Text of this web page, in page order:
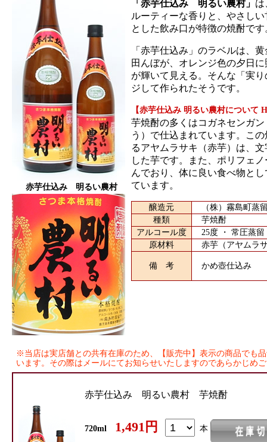
赤芋仕込み 明るい農村
「赤芋仕込み 明るい農村」 は
ルーティーな香りと、やさし
とした飲み口が特徴の焼酎です
「赤芋仕込み」のラベルは、
田んぼが、オレンジ色の夕日
が輝いて見える。そんな「実
ジして作られたそうです。
【赤芋仕込み 明るい農村について
芋焼酎の多くはコガネセンガ
う）で仕込まれています。こ
るアヤムラサキ（赤芋）は、
した芋です。また、ポリフェ
んでおり、体に良い食べ物と
ています。
醸造元
（株）霧島町蒸
種類
芋焼酎
アルコール度
25度 ・ 常圧蒸留
原材料
赤芋（アヤムラ
備 考 かめ壺仕込み
※当店は実店舗との共有在庫のため、【販売中】表示の商品でも
います。その際はメールにてお知らせいたしますのであらかじめ
赤芋仕込み 明るい農村 芋焼酎
720ml 1,491円 本